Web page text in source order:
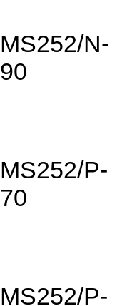
MS252/N-
90
MS252/P-
70
MS252/P-